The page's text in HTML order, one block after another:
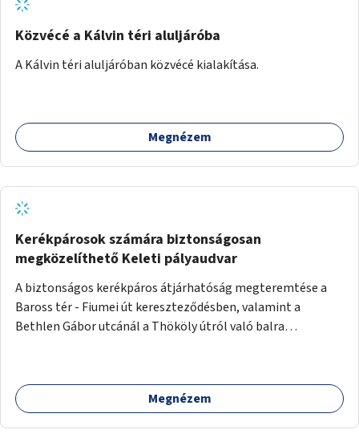
Közvécé a Kálvin téri aluljáróba
A Kálvin téri aluljáróban közvécé kialakítása.
Megnézem
Kerékpárosok számára biztonságosan
megközelíthető Keleti pályaudvar
A biztonságos kerékpáros átjárhatóság megteremtése a
Baross tér - Fiumei út kereszteződésben, valamint a
Bethlen Gábor utcánál a Thököly útról való balra
Megnézem